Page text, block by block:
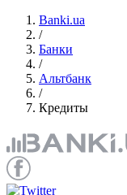
Banki.ua
/
Банки
/
Альтбанк
/
Кредиты